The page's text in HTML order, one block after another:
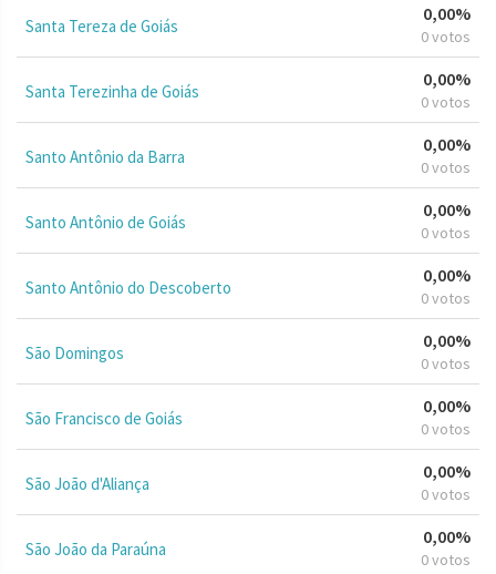
Santa Tereza de Goiás
0,00%
0 votos
Santa Terezinha de Goiás
0,00%
0 votos
Santo Antônio da Barra
0,00%
0 votos
Santo Antônio de Goiás
0,00%
0 votos
Santo Antônio do Descoberto
0,00%
0 votos
São Domingos
0,00%
0 votos
São Francisco de Goiás
0,00%
0 votos
São João d'Aliança
0,00%
0 votos
São João da Paraúna
0,00%
0 votos